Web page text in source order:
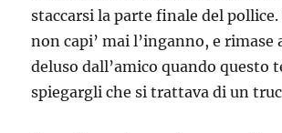
staccarsi la parte finale del
non capi’ mai l’inganno, e rimase
deluso dall’amico quando questo
spiegargli che si trattava di un